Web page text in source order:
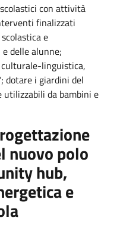
con attività
finalizzati
e
delle alunne;
linguistica,
dotare i giardini del
da bambini e
nuovo polo
hub,
e